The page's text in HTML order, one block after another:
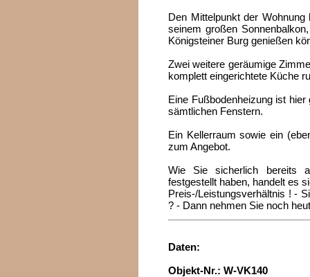
Den Mittelpunkt der
seinem großen
Königsteiner Burg genießen
Zwei weitere geräumige
komplett eingerichtete Küche
Eine Fußbodenheizung ist
sämtlichen Fenstern.
Ein Kellerraum sowie ein
zum Angebot.
Wie Sie sicherlich bereits
festgestellt haben, handelt es
Preis-/Leistungsverhältnis ! -
? - Dann nehmen Sie noch
Daten:
Objekt-Nr.: W-VK140